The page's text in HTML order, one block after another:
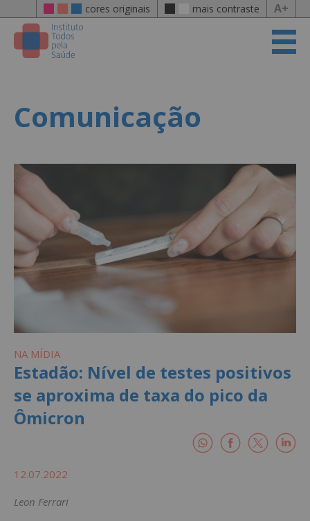
cores originais mais contraste A+
Comunicação
NA MÍDIA
Estadão: Nível de testes positivos
se aproxima de taxa do pico da
Ômicron
12.07.2022
Leon Ferrari